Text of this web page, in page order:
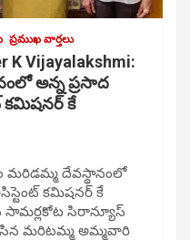
ప్రముఖ వార్తలు
K Vijayalakshmi:
అన్న ప్రసాద
కమిషనర్ కే
మరిడమ్మ దేవస్థానంలో
కమిషనర్ కే
సామర్లకోట సిరాన్యూస్
మరిటమ్మ అమ్మవారి